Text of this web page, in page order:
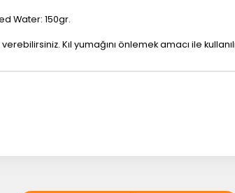
Water: 150gr.
Kıl yumağını önlemek amacı ile